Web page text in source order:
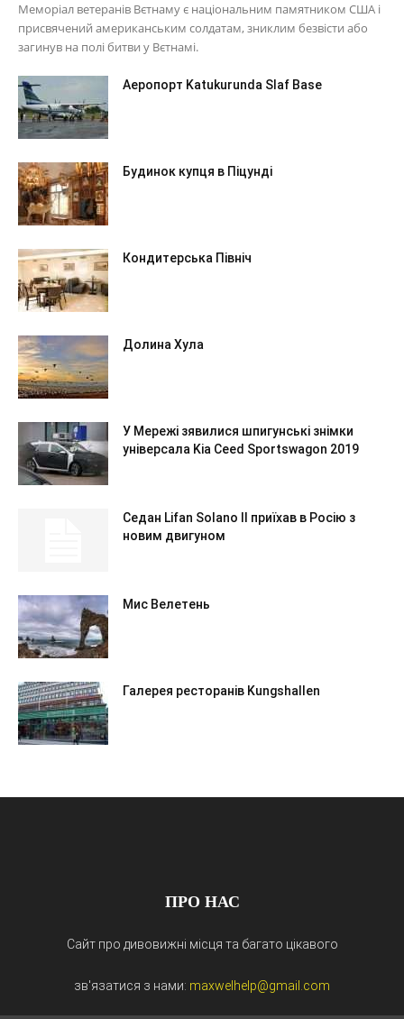
Меморіал ветеранів Вєтнаму є національним памятником США і
присвячений американським солдатам, зниклим безвісти або
загинув на полі битви у Вєтнамі.
Аеропорт Katukurunda Slaf Base
Будинок купця в Піцунді
Кондитерська Північ
Долина Хула
У Мережі зявилися шпигунські знімки
універсала Kia Ceed Sportswagon 2019
Седан Lifan Solano II приїхав в Росію з
новим двигуном
Мис Велетень
Галерея ресторанів Kungshallen
ПРО НАС
Сайт про дивовижні місця та багато цікавого
зв'язатися з нами: maxwelhelp@gmail.com